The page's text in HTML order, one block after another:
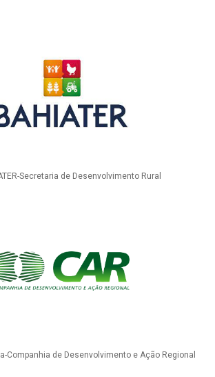
Secretaria de Desenvolvimento Rural
Companhia de Desenvolvimento e Ação Regional